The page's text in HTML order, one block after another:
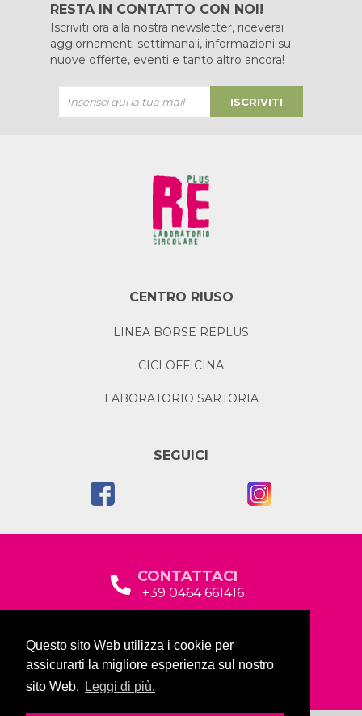
Questo sito Web utilizza i cookie per
assicurarti la migliore esperienza sul nostro
sito Web.
Leggi di più.
RESTA IN CONTATTO CON NOI!
Iscriviti ora alla nostra newsletter, riceverai
aggiornamenti settimanali, informazioni su
nuove offerte, eventi e tanto altro ancora!
ISCRIVITI
CENTRO RIUSO
LINEA BORSE REPLUS
CICLOFFICINA
LABORATORIO SARTORIA
SEGUICI
CONTATTACI
+39 0464 661416
Via Baltera, 19
38066 Riva del Garda (TN)